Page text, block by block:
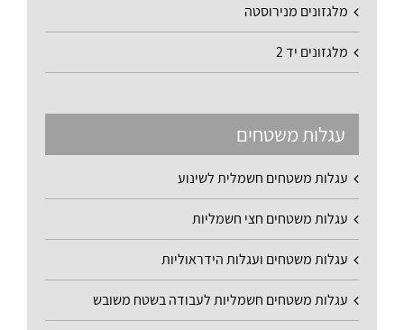
מלגזונים מנירוסטה
מלגזונים יד 2
עגלות משטחים
עגלות משטחים חשמלית לשינוע
עגלות משטחים חצי חשמליות
עגלות משטחים ועגלות הידראוליות
עגלות משטחים חשמליות לעבודה בשטח משובש